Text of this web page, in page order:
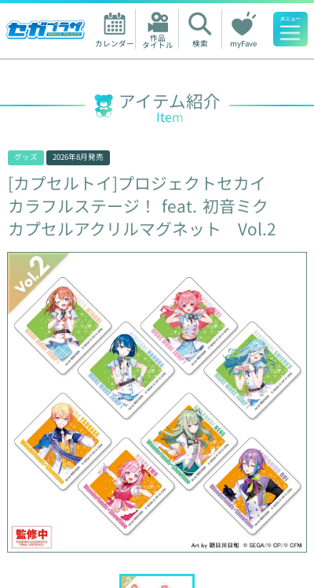
カレンダー 作品
タイトル 検索 myFave
人気ワード
アイテム紹介
Item
グッズ 2026年8月発売
[カプセルトイ]プロジェクトセカイ
カラフルステージ！ feat. 初音ミク
カプセルアクリルマグネット
Vol.2